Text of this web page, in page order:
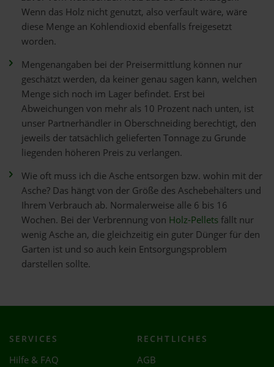
Wenn das Holz nicht genutzt, also verfault wäre, wäre
diese Menge an Kohlendioxid ebenfalls freigesetzt
worden.
Mengenangaben bei der Preisermittlung können nur
geschätzt werden, da keiner genau sagen kann, welchen
Menge sich noch im Lager befindet. Erst bei
Abweichungen von mehr als 10 Prozent nach unten, ist
unser Partnerhändler in Oberschneiding berechtigt, den
jeweils der tatsächlich gelieferten Tonnage zu Grunde
liegenden höheren Preis zu verlangen.
Wie oft muss ich die Asche entsorgen bzw. wohin mit der
Asche? Das hängt von der Größe des Aschebehälters und
Ihrem Verbrauch ab. Normalerweise alle 6 bis 16
Wochen. Bei der Verbrennung von Holz-Pelletsfällt nur
wenig Asche an, die gleichzeitig ein guter Dünger für den
Garten ist und so auch kein Entsorgungsproblem
darstellen sollte.
SERVICES
Hilfe & FAQ
RECHTLICHES
AGB